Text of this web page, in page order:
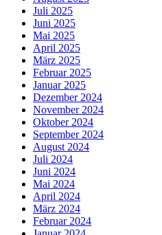
Juli 2025
Juni 2025
Mai 2025
April 2025
März 2025
Februar 2025
Januar 2025
Dezember 2024
November 2024
Oktober 2024
September 2024
August 2024
Juli 2024
Juni 2024
Mai 2024
April 2024
März 2024
Februar 2024